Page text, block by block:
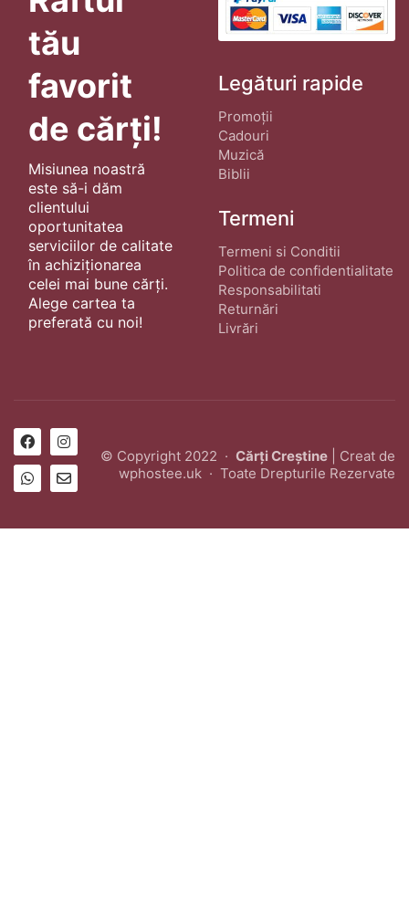
tău
favorit
de cărți!
Misiunea noastră
este să-i dăm
clientului
oportunitatea
serviciilor de calitate
în achiziționarea
celei mai bune cărți.
Alege cartea ta
preferată cu noi!
Legături rapide
Promoții
Cadouri
Muzică
Biblii
Termeni
Termeni si Conditii
Politica de confidentialitate
Responsabilitati
Returnări
Livrări
© Copyright 2022 · Cărți Creștine | Creat de
wphostee.uk · Toate Drepturile Rezervate